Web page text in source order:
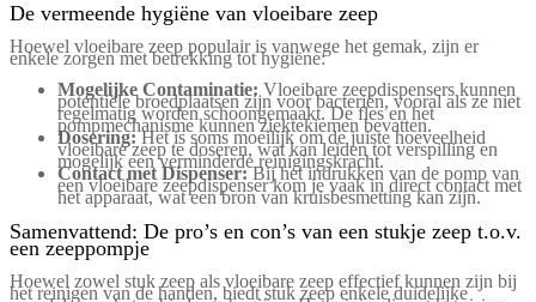
De vermeende hygiëne van vloeibare zeep
Hoewel vloeibare zeep populair is vanwege het gemak, zijn er
enkele zorgen met betrekking tot hygiëne:
Mogelijke Contaminatie: Vloeibare zeepdispensers kunnen
potentiële broedplaatsen zijn voor bacteriën, vooral als ze niet
regelmatig worden schoongemaakt. De fles en het
pompmechanisme kunnen ziektekiemen bevatten.
Dosering:Het is soms moeilijk om de juiste hoeveelheid
vloeibare zeep te doseren, wat kan leiden tot verspilling en
mogelijk een verminderde reinigingskracht.
Contact met Dispenser:Bij het indrukken van de pomp van
een vloeibare zeepdispenser kom je vaak in direct contact met
het apparaat, wat een bron van kruisbesmetting kan zijn.
Samenvattend: De pro’s en con’s van een stukje zeep t.o.v.
een zeeppompje
Hoewel zowel stuk zeep als vloeibare zeep effectief kunnen zijn bij
het reinigen van de handen, biedt stuk zeep enkele duidelijke